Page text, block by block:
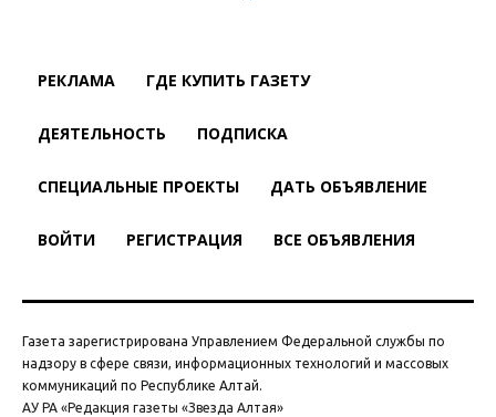
РЕКЛАМА ГДЕ КУПИТЬ ГАЗЕТУ
ДЕЯТЕЛЬНОСТЬ ПОДПИСКА
СПЕЦИАЛЬНЫЕ ПРОЕКТЫ ДАТЬ ОБЪЯВЛЕНИЕ
ВОЙТИ РЕГИСТРАЦИЯ ВСЕ ОБЪЯВЛЕНИЯ
Газета зарегистрирована Управлением Федеральной службы по
надзору в сфере связи, информационных технологий и массовых
коммуникаций по Республике Алтай.
АУ РА «Редакция газеты «Звезда Алтая»